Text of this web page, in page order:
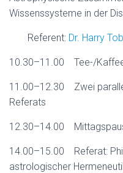
Wissenssysteme in der
Referent: Dr. Harry
10.30–11.00 Tee-/
11.00–12.30 Zwei
Referats
12.30–14.00
14.00–15.00 Referat:
astrologischer